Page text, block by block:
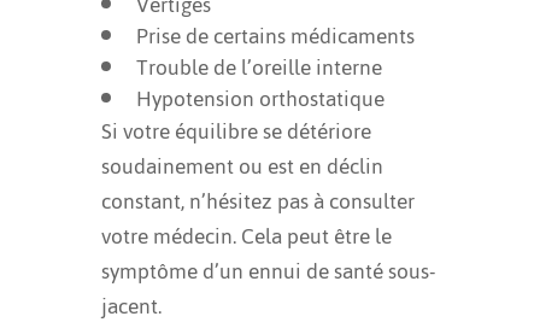
Prise de certains médicaments
Trouble de l’oreille interne
Hypotension orthostatique
Si votre équilibre se détériore
soudainement ou est en déclin
constant, n’hésitez pas à consulter
votre médecin. Cela peut être le
symptôme d’un ennui de santé sous-
jacent.